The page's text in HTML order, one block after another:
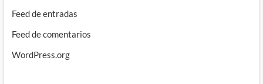
Feed de entradas
Feed de comentarios
WordPress.org